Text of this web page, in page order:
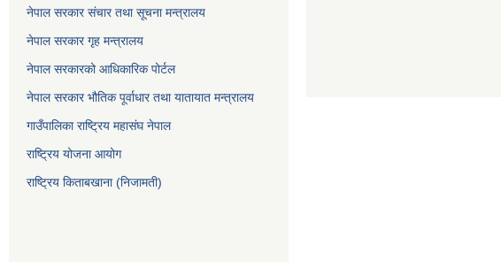
नेपाल सरकार संचार तथा सूचना मन्त्रालय
नेपाल सरकार गृह मन्त्रालय
नेपाल सरकारको आधिकारिक पोर्टल
नेपाल सरकार भौतिक पूर्वाधार तथा यातायात मन्त्रालय
गाउँपालिका राष्ट्रिय महासंघ नेपाल
राष्ट्रिय योजना आयोग
राष्ट्रिय किताबखाना (निजामती)